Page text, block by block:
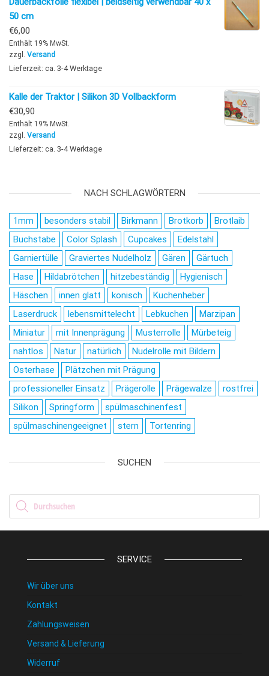
50 cm
€6,00
Enthält 19% MwSt.
zzgl. Versand
Lieferzeit: ca. 3-4 Werktage
Kalle der Traktor | Silikon 3D Vollbackform
€30,90
Enthält 19% MwSt.
zzgl. Versand
Lieferzeit: ca. 3-4 Werktage
NACH SCHLAGWÖRTERN
1mm besonders stabil Birkmann Brotkorb
Brotlaib
Buchstabe
Color Splash Cupcakes
Edelstahl
Garniertülle
Graviertes Nudelholz Gären
Gärtuch
Hase
Hildabrötchen hitzebeständig
Hygienisch
Häschen
innen glatt konisch
Kuchenheber
Laserdruck
lebensmittelecht Lebkuchen
Marzipan
Miniatur
mit Innenprägung Musterrolle
Mürbeteig
nahtlos
Natur natürlich
Nudelrolle mit Bildern
Osterhase
Plätzchen mit Prägung
professioneller Einsatz
Prägerolle Prägewalze
rostfrei
Silikon
Springform
spülmaschinenfest
spülmaschinengeeignet
stern Tortenring
SUCHEN
Products search
SERVICE
Wir über uns
Kontakt
Zahlungsweisen
Versand & Lieferung
Widerruf